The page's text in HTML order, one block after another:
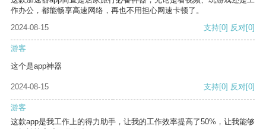
作办公，都能畅享高速网络，再也不用担心网速卡顿了。
2024-08-15
支持[0] 反对[0]
游客
这个是app神器
2024-08-15 支持[0] 反对[0]
游客
这款app是我工作上的得力助手，让我的工作效率提高了50%，让我能够